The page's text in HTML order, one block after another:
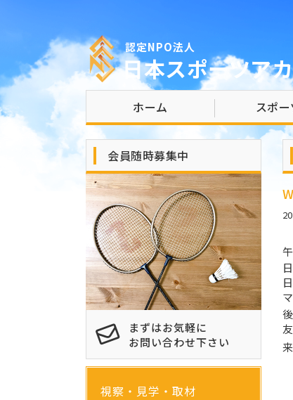
認定NPO法人
日本スポーツア
ホーム スポー
会員随時募集中
まずはお気軽に
お問い合わせ下さい
視察・見学・取材